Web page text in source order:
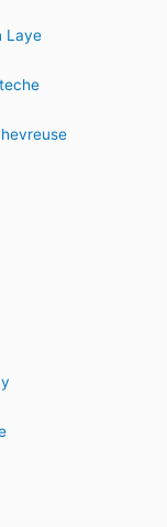
Laye